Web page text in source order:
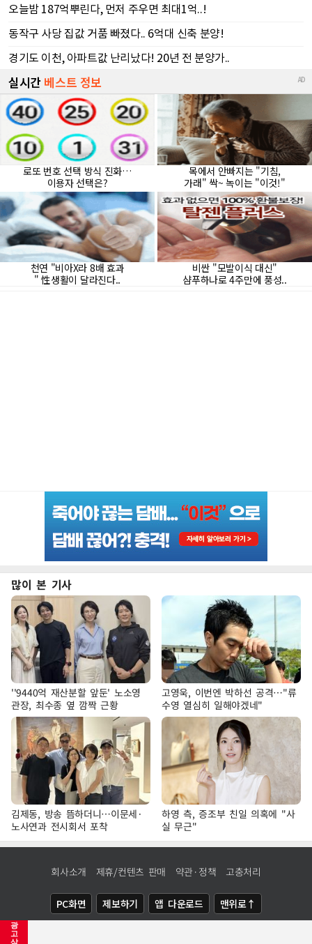
광
고
삭
많이 본 기사
''9440억 재산분할 앞둔' 노소영
관장, 최수종 옆 깜짝 근황
고영욱, 이번엔 박하선 공격…"류
수영 열심히 일해야겠네"
김제동, 방송 뜸하더니…이문세·
노사연과 전시회서 포착
하영 측, 증조부 친일 의혹에 "사
실 무근"
회사소개 제휴/컨텐츠 판매 약관·정책 고충처리
PC화면 제보하기 앱 다운로드 맨위로↑